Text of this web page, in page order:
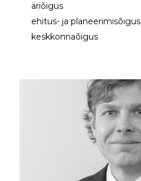
äriõigus
ehitus- ja planeerimisõigus
keskkonnaõigus